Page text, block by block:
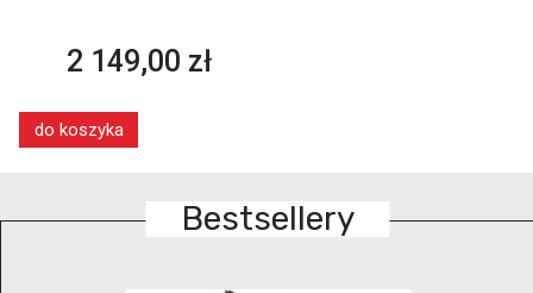
2 149,00 zł
do koszyka
Bestsellery